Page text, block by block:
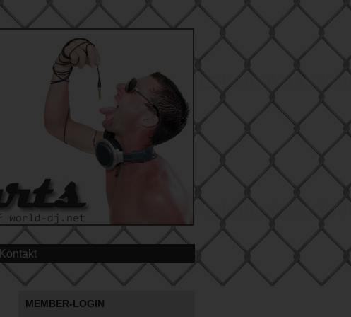
Kontakt
MEMBER-LOGIN